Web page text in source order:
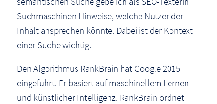
Suchmaschinen Hinweise, welche Nutzer der
Inhalt ansprechen könnte. Dabei ist der Kontext
einer Suche wichtig.
Den Algorithmus RankBrain hat Google 2015
eingeführt. Er basiert auf maschinellem Lernen
und künstlicher Intelligenz. RankBrain ordnet